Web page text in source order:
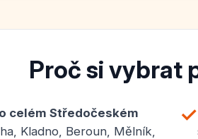
Proč si vybrat
celém Středočeském
Kladno, Beroun, Mělník,
✓